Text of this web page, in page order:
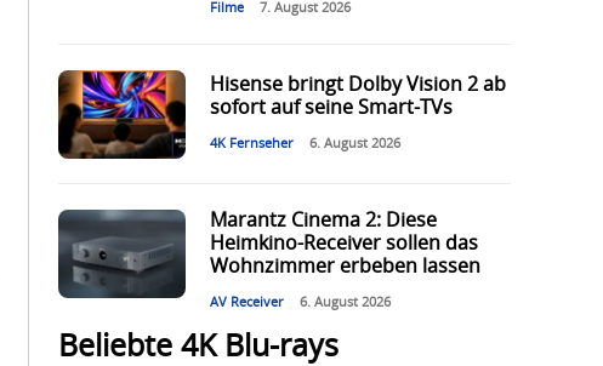
Filme 7. August 2026
Hisense bringt Dolby Vision 2 ab
sofort auf seine Smart-TVs
4K Fernseher 6. August 2026
Marantz Cinema 2: Diese
Heimkino-Receiver sollen das
Wohnzimmer erbeben lassen
AV Receiver 6. August 2026
Beliebte 4K Blu-rays